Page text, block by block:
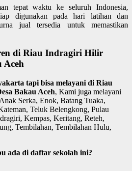
tepat waktu ke seluruh Indonesia,
digunakan pada hari latihan dan
jual tersedia untuk memastikan
di Riau Indragiri Hilir
Aceh
tapi bisa melayani di Riau
Bakau Aceh, Kami juga melayani
Serka, Enok, Batang Tuaka,
Teluk Belengkong, Pulau
Kempas, Keritang, Reteh,
Tembilahan, Tembilahan Hulu,
ada di daftar sekolah ini?